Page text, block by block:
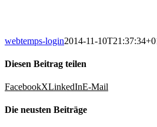
webtemps-login2014-11-
Diesen Beitrag teilen
FacebookXLinkedInE-Mail
Die neusten Beiträge